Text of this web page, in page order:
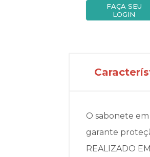
FAÇA SEU
LOGIN
O sabonete
garante
REALIZADO